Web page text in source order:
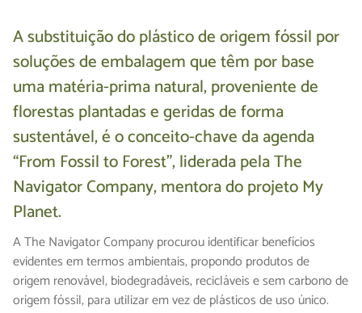
A substituição do plástico de origem fóssil por
soluções de embalagem que têm por base
uma matéria-prima natural, proveniente de
florestas plantadas e geridas de forma
sustentável, é o conceito-chave da agenda
“From Fossil to Forest”, liderada pela The
Navigator Company, mentora do projeto My
Planet.
A The Navigator Company procurou identificar benefícios
evidentes em termos ambientais, propondo produtos de
origem renovável, biodegradáveis, recicláveis e sem carbono de
origem fóssil, para utilizar em vez de plásticos de uso único.